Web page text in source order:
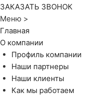
ЗАКАЗАТЬ ЗВОНОК
Меню >
Главная
О компании
Профиль компании
Наши партнеры
Наши клиенты
Как мы работаем